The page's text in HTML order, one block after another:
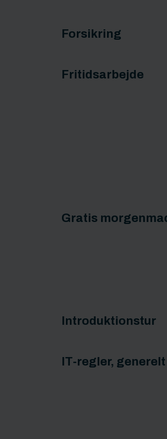
Forsikring
Fritidsarbejde
Gratis
Introduktionstur
IT-regler, generelt